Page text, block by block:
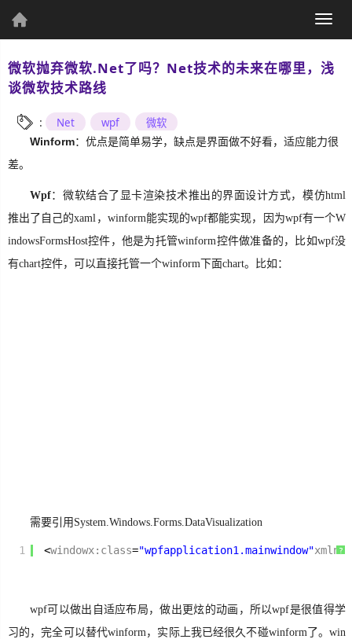
个人资料
个人主页 发表文章
合
(current)
微软抛弃微软.Net了吗？Net技术的未来在哪里，浅
谈微软技术路线
: Net wpf 微软
Winform：优点是简单易学，缺点是界面做不好看，适应能力很
差。
Wpf：微软结合了显卡渲染技术推出的界面设计方式，模仿html
推出了自己的xaml，winform能实现的wpf都能实现，因为wpf有一个W
indowsFormsHost控件，他是为托管winform控件做准备的，比如wpf没
有chart控件，可以直接托管一个winform下面chart。比如：
需要引用System.Windows.Forms.DataVisualization
?
1 <windowx:class="wpfapplication1.mainwindow"xmlns
wpf可以做出自适应布局，做出更炫的动画，所以wpf是很值得学
习的，完全可以替代winform，实际上我已经很久不碰winform了。win